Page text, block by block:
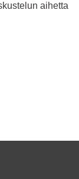
aihetta